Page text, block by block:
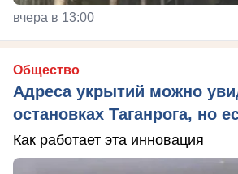
вчера в 13:00
Общество
Адреса укрытий можно
остановках Таганрога, но
Как работает эта инновация